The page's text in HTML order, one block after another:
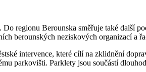
. Do regionu Berounska směřuje také další
berounských neziskových organizací a
intervence, které cílí na zklidnění
parkovišti. Parklety jsou součástí